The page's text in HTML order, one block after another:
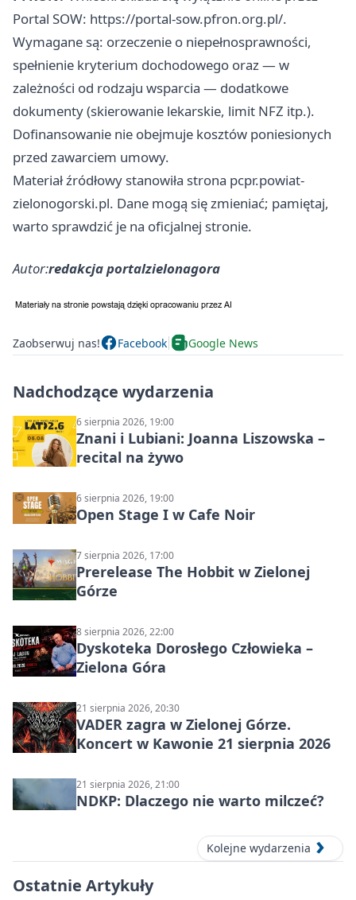
Portal SOW: https://portal-sow.pfron.org.pl/.
Wymagane są: orzeczenie o niepełnosprawności,
spełnienie kryterium dochodowego oraz — w
zależności od rodzaju wsparcia — dodatkowe
dokumenty (skierowanie lekarskie, limit NFZ itp.).
Dofinansowanie nie obejmuje kosztów poniesionych
przed zawarciem umowy.
Materiał źródłowy stanowiła strona pcpr.powiat-
zielonogorski.pl. Dane mogą się zmieniać; pamiętaj,
warto sprawdzić je na oficjalnej stronie.
Autor:redakcja portalzielonagora
Zaobserwuj nas! Facebook Google News
Nadchodzące wydarzenia
6 sierpnia 2026, 19:00
Znani i Lubiani: Joanna Liszowska –
recital na żywo
6 sierpnia 2026, 19:00
Open Stage I w Cafe Noir
7 sierpnia 2026, 17:00
Prerelease The Hobbit w Zielonej
Górze
8 sierpnia 2026, 22:00
Dyskoteka Dorosłego Człowieka –
Zielona Góra
21 sierpnia 2026, 20:30
VADER zagra w Zielonej Górze.
Koncert w Kawonie 21 sierpnia 2026
21 sierpnia 2026, 21:00
NDKP: Dlaczego nie warto milczeć?
Kolejne wydarzenia
Ostatnie Artykuły